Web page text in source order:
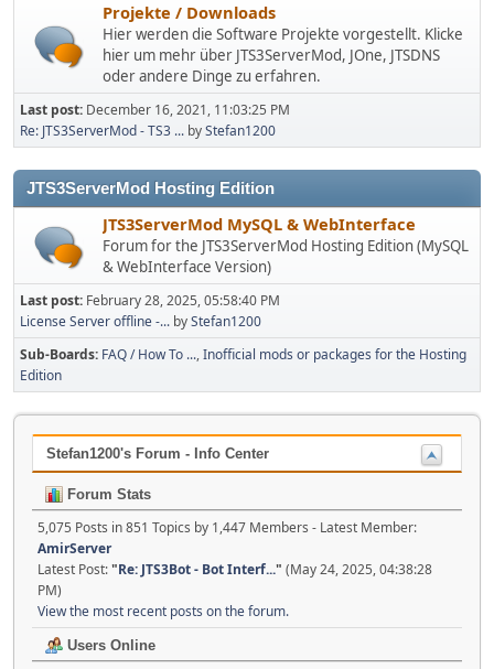
Projekte / Downloads
Hier werden die Software Projekte vorgestellt. Klicke
hier um mehr über JTS3ServerMod, JOne, JTSDNS
oder andere Dinge zu erfahren.
Last post: December 16, 2021, 11:03:25 PM
Re: JTS3ServerMod - TS3 ... byStefan1200
JTS3ServerMod Hosting Edition
JTS3ServerMod MySQL & WebInterface
Forum for the JTS3ServerMod Hosting Edition (MySQL
& WebInterface Version)
Last post: February 28, 2025, 05:58:40 PM
License Server offline -... byStefan1200
Sub-Boards FAQ / How To ... Inofficial mods or packages for the Hosting
Edition
Stefan1200's Forum - Info Center
Forum Stats
5,075 Posts in 851 Topics by 1,447 Members - Latest Member:
AmirServer
Latest Post:"Re: JTS3Bot - Bot Interf..." (May 24, 2025, 04:38:28
PM)
View the most recent posts on the forum.
Users Online